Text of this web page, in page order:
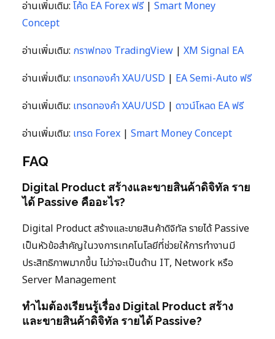
อ่านเพิ่มเติม: โค้ด EA Forex ฟรี| Smart Money
Concept
อ่านเพิ่มเติม: กราฟทอง TradingView | XM Signal EA
อ่านเพิ่มเติม: เทรดทองคำ XAU/USD | EA Semi-Auto ฟรี
อ่านเพิ่มเติม: เทรดทองคำ XAU/USD | ดาวน์โหลด EA ฟรี
อ่านเพิ่มเติม: เทรด Forex | Smart Money Concept
FAQ
Digital Product สร้างและขายสินค้าดิจิทัล ราย
ได้ Passive คืออะไร?
Digital Product สร้างและขายสินค้าดิจิทัล รายได้ Passive
เป็นหัวข้อสำคัญในวงการเทคโนโลยีที่ช่วยให้การทำงานมี
ประสิทธิภาพมากขึ้น ไม่ว่าจะเป็นด้าน IT, Network หรือ
Server Management
ทำไมต้องเรียนรู้เรื่อง Digital Product สร้าง
และขายสินค้าดิจิทัล รายได้ Passive?